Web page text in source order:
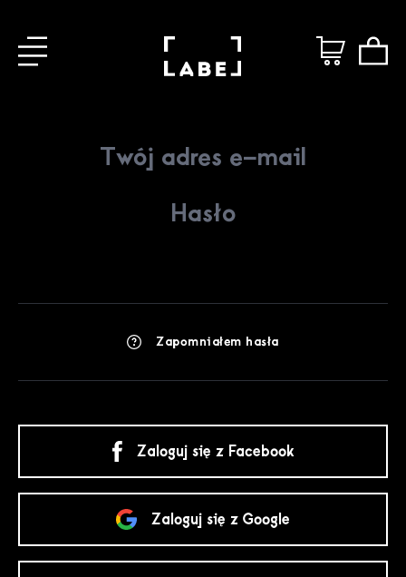
Zapomniałem hasła
Zaloguj się z Facebook
Zaloguj się z Google